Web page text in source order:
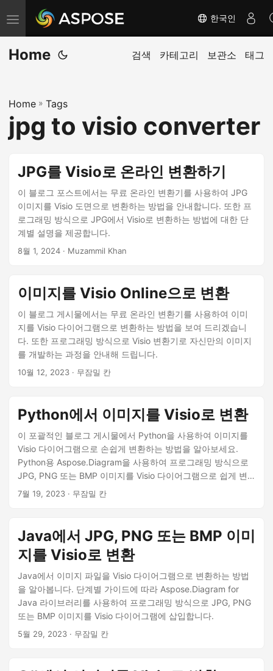
탐
색
전
한국인
Home 검색 카테고리 보관소 태그
Home » Tags
jpg to visio converter
JPG를 Visio로 온라인 변환하기
이 블로그 포스트에서는 무료 온라인 변환기를 사용하여 JPG
이미지를 Visio 도면으로 변환하는 방법을 안내합니다. 또한 프
로그래밍 방식으로 JPG에서 Visio로 변환하는 방법에 대한 단
계별 설명을 제공합니다.
8월 1, 2024 · Muzammil Khan
이미지를 Visio Online으로 변환
이 블로그 게시물에서는 무료 온라인 변환기를 사용하여 이미
지를 Visio 다이어그램으로 변환하는 방법을 보여 드리겠습니
다. 또한 프로그래밍 방식으로 Visio 변환기로 자신만의 이미지
를 개발하는 과정을 안내해 드립니다.
10월 12, 2023 · 무잠밀 칸
Python에서 이미지를 Visio로 변환
이 포괄적인 블로그 게시물에서 Python을 사용하여 이미지를
Visio 다이어그램으로 손쉽게 변환하는 방법을 알아보세요.
Python용 Aspose.Diagram을 사용하여 프로그래밍 방식으로
JPG, PNG 또는 BMP 이미지를 Visio 다이어그램으로 쉽게 변
환하려면 단계별 가이드를 따르십시오.
7월 19, 2023 · 무잠밀 칸
Java에서 JPG, PNG 또는 BMP 이미
지를 Visio로 변환
Java에서 이미지 파일을 Visio 다이어그램으로 변환하는 방법
을 알아봅니다. 단계별 가이드에 따라 Aspose.Diagram for
Java 라이브러리를 사용하여 프로그래밍 방식으로 JPG, PNG
또는 BMP 이미지를 Visio 다이어그램에 삽입합니다.
5월 29, 2023 · 무잠밀 칸